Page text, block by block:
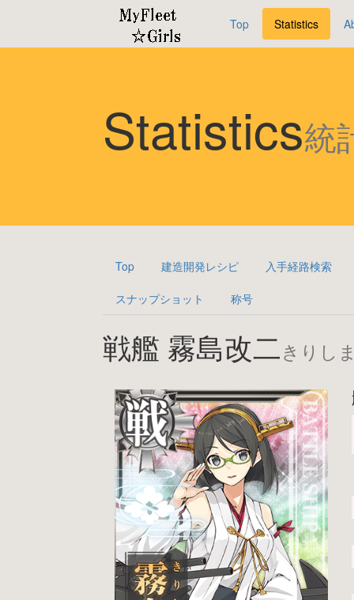
Top Statistics
Statistics統
Top 建造開発レシピ 入手経路検索
スナップショット 称号
戦艦 霧島改二きりし